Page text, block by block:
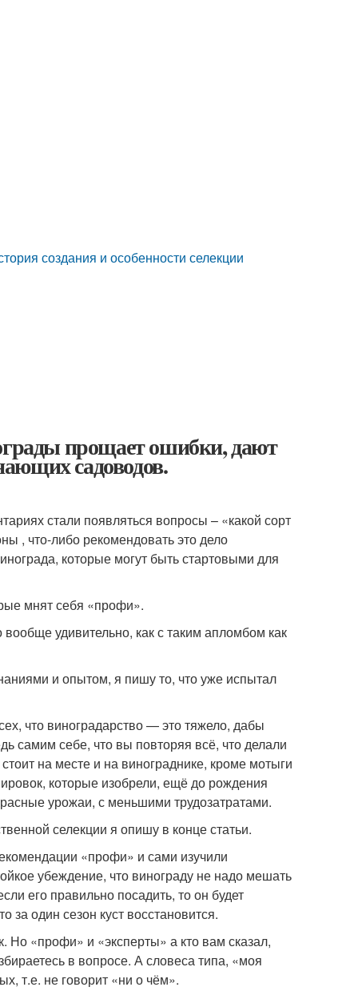
создания и особенности селекции
прощает ошибки, дают
садоводов.
стали появляться вопросы – «какой сорт
, что-либо рекомендовать это дело
которые могут быть стартовыми для
мнят себя «профи».
удивительно, как с таким апломбом как
и опытом, я пишу то, что уже испытал
что виноградарство — это тяжело, дабы
самим себе, что вы повторяя всё, что делали
на месте и на винограднике, кроме мотыги
которые изобрели, ещё до рождения
урожаи, с меньшими трудозатратами.
селекции я опишу в конце статьи.
«профи» и сами изучили
убеждение, что винограду не надо мешать
его правильно посадить, то он будет
один сезон куст восстановится.
Но «профи» и «эксперты» а кто вам сказал,
в вопросе. А словеса типа, «моя
т.е. не говорит «ни о чём».